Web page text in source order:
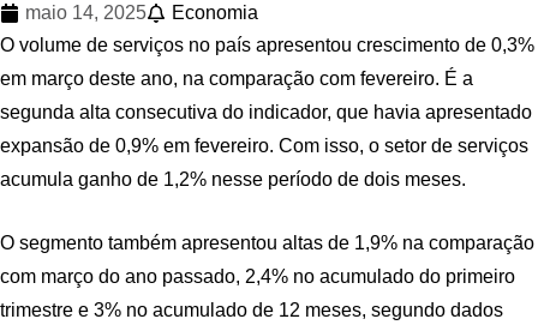
maio 14, 2025
Economia
O volume de serviços no país apresentou crescimento de 0,3%
em março deste ano, na comparação com fevereiro. É a
segunda alta consecutiva do indicador, que havia apresentado
expansão de 0,9% em fevereiro. Com isso, o setor de serviços
acumula ganho de 1,2% nesse período de dois meses.
O segmento também apresentou altas de 1,9% na comparação
com março do ano passado, 2,4% no acumulado do primeiro
trimestre e 3% no acumulado de 12 meses, segundo dados